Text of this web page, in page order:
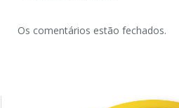
Os comentários estão fechados.